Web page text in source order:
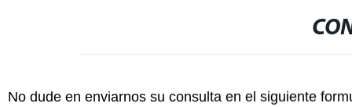
No dude en enviarnos su consulta en el siguiente